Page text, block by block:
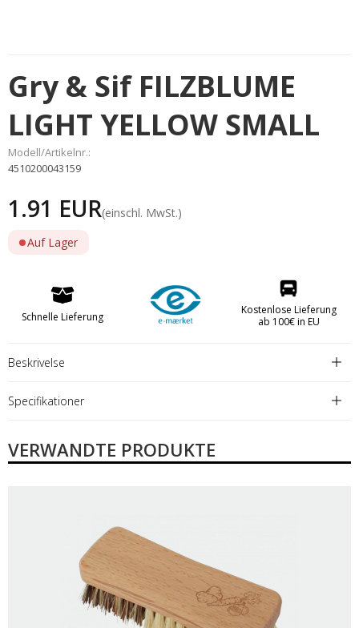
Gry & Sif FILZBLUME
LIGHT YELLOW SMALL
Modell/Artikelnr.:
4510200043159
1.91 EUR(einschl. MwSt.)
Auf Lager
Schnelle Lieferung
Kostenlose Lieferung
ab 100€ in EU
Beskrivelse
Specifikationer
VERWANDTE PRODUKTE